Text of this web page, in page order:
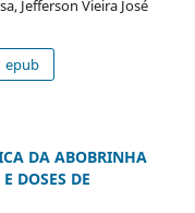
Jefferson Vieira José
epub
DA ABOBRINHA
DOSES DE